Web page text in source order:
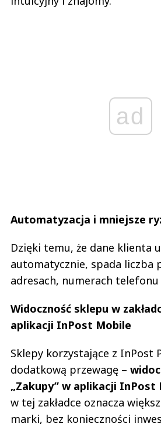
ad
Automatyzacja i mniejsze
Dzięki temu, że dane klienta
automatycznie, spada liczba
adresach, numerach telefonu
Widoczność sklepu w
aplikacji InPost Mobile
Sklepy korzystające z InPost
dodatkową przewagę –
„Zakupy” w aplikacji InPost
w tej zakładce oznacza
marki, bez konieczności